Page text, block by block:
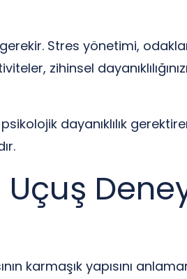
Stres yönetimi,
zihinsel
dayanıklılık
Uçuş
karmaşık yapısını